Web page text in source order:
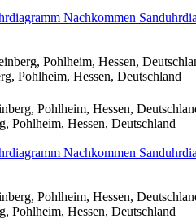
Nachkommen
Pohlheim, Hessen,
Pohlheim, Hessen, Deutschland
Pohlheim, Hessen,
Pohlheim, Hessen, Deutschland
Nachkommen
Pohlheim, Hessen,
Pohlheim, Hessen, Deutschland